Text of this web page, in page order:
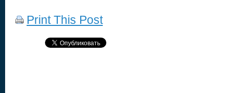
Print This Post